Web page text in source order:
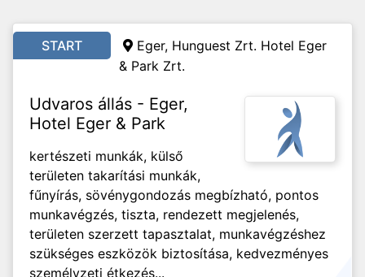
START
Eger, Hunguest Zrt. Hotel Eger
& Park Zrt.
Udvaros állás - Eger,
Hotel Eger & Park
kertészeti munkák, külső
területen takarítási munkák,
fűnyírás, sövénygondozás megbízható, pontos
munkavégzés, tiszta, rendezett megjelenés,
területen szerzett tapasztalat, munkavégzéshez
szükséges eszközök biztosítása, kedvezményes
személyzeti étkezés...